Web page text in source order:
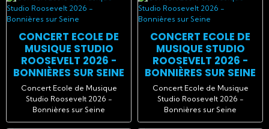
CONCERT ECOLE DE
MUSIQUE STUDIO
ROOSEVELT 2026 -
BONNIÈRES SUR SEINE
Concert Ecole de Musique
Studio Roosevelt 2026 -
Bonnières sur Seine
CONCERT ECOLE DE
MUSIQUE STUDIO
ROOSEVELT 2026 -
BONNIÈRES SUR SEINE
Concert Ecole de Musique
Studio Roosevelt 2026 -
Bonnières sur Seine